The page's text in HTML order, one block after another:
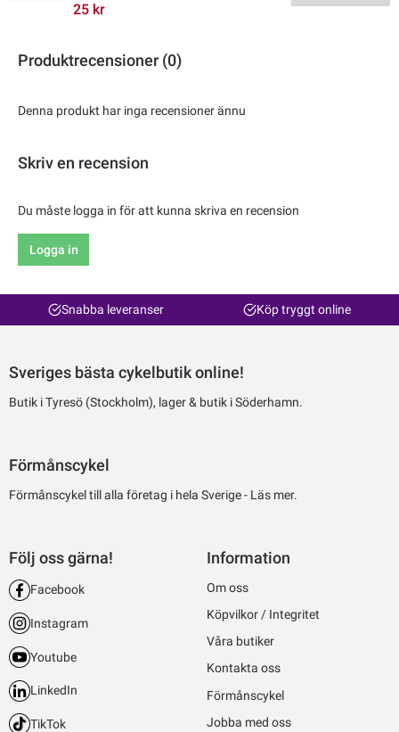
25 kr
Produktrecensioner (0)
Denna produkt har inga recensioner ännu
Skriv en recension
Du måste logga in för att kunna skriva en recension
Logga in
Snabba leveranser Köp tryggt online
Sveriges bästa cykelbutik online!
Butik i Tyresö (Stockholm), lager & butik i Söderhamn.
Förmånscykel
Förmånscykel till alla företag i hela Sverige - Läs mer.
Följ oss gärna!
Facebook
Instagram
Youtube
LinkedIn
TikTok
Information
Om oss
Köpvilkor / Integritet
Våra butiker
Kontakta oss
Förmånscykel
Jobba med oss